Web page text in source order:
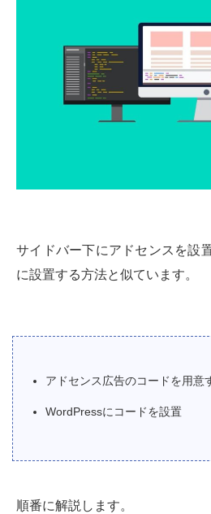
サイドバー下にアドセンスを設
に設置する方法と似ています。
アドセンス広告のコードを用意
WordPressにコードを設置
順番に解説します。